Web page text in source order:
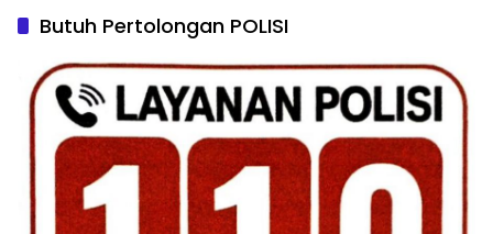
Butuh Pertolongan POLISI